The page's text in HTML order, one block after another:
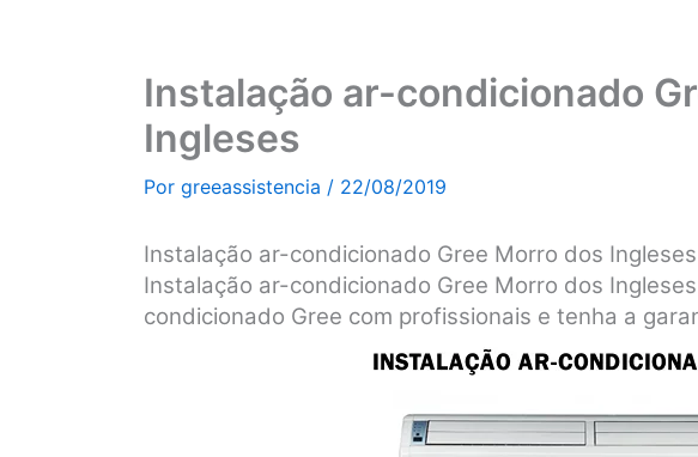
Instalação ar-condicionado
Ingleses
Por greeassistencia / 22/08/2019
Instalação ar-condicionado Gree Morro dos
Instalação ar-condicionado Gree Morro dos
condicionado Gree com profissionais e tenha a